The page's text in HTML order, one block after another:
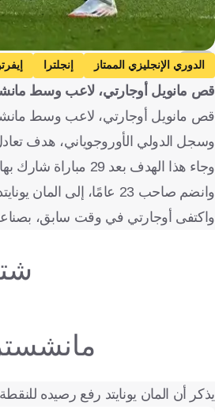
AFP
الدوري الإنجليزي الممتاز إنجلترا
قص مانويل أوجارتي، لاعب وسط
قص مانويل أوجارتي، لاعب وسط
وسجل الدولي الأوروجوياني، هدف تعادل الشياطين الحمر ضد إيفرتون (2-
وجاء هذا الهدف بعد 29 مباراة شارك بها أوجارتي مع الشياطين الحمر بمختلف البطولات، لم يسجل خلالها أي هدف.
وانضم صاحب 23 عامًا، إلى المان يونايتد، خلال الصيف الماضي، قادما من باريس سان جيرمان مقابل 50 مليون يورو، بخلاف الحوافز الإضافية.
واكتفى أوجارتي في وقت سابق،
يذكر أن المان يونايتد رفع رصيده للنقطة 30 في المركز 15 بجدول ترتيب البريميرليج، متأخرا بفارق نقطة واحدة عن إيفرتون صاحب المرتبة 14.